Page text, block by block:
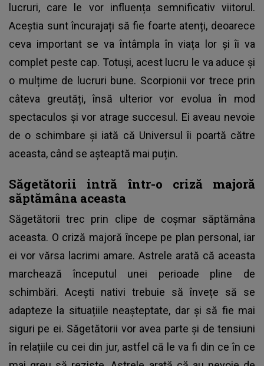
lucruri, care le vor influența semnificativ viitorul.
Aceștia sunt încurajați să fie foarte atenți, deoarece
ceva important se va întâmpla în viața lor și îi va
complet peste cap. Totuși, acest lucru le va aduce și
o mulțime de lucruri bune. Scorpionii vor trece prin
câteva greutăți, însă ulterior vor evolua în mod
spectaculos și vor atrage succesul. Ei aveau nevoie
de o schimbare și iată că Universul îi poartă către
aceasta, când se așteaptă mai puțin.
Săgetătorii intră într-o criză majoră
săptămâna aceasta
Săgetătorii trec prin clipe de coșmar săptămâna
aceasta. O criză majoră începe pe plan personal, iar
ei vor vărsa lacrimi amare. Astrele arată că aceasta
marchează începutul unei perioade pline de
schimbări. Acești nativi trebuie să învețe să se
adapteze la situațiile neașteptate, dar și să fie mai
siguri pe ei. Săgetătorii vor avea parte și de tensiuni
în relațiile cu cei din jur, astfel că le va fi din ce în ce